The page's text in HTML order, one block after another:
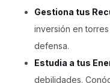
Gestiona tus
inversión en
defensa.
Estudia a tus
debilidades.